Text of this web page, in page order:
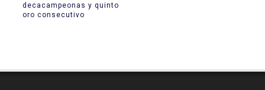
decacampeonas y quinto
oro consecutivo